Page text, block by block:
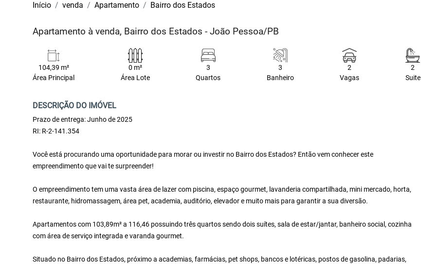
Início venda Apartamento Bairro dos Estados
Apartamento à venda, Bairro dos Estados - João Pessoa/PB
104,39 m²
Área Principal
0 m²
Área Lote
3
Quartos
3
Banheiro
2
Vagas
2
Suite
DESCRIÇÃO DO IMÓVEL
Prazo de entrega: Junho de 2025
RI: R-2-141.354
Você está procurando uma oportunidade para morar ou investir no Bairro dos Estados? Então vem conhecer este
empreendimento que vai te surpreender!
O empreendimento tem uma vasta área de lazer com piscina, espaço gourmet, lavanderia compartilhada, mini mercado, horta,
restaurante, hidromassagem, área pet, academia, auditório, elevador e muito mais para garantir a sua diversão.
Apartamentos com 103,89m² a 116,46 possuindo três quartos sendo dois suítes, sala de estar/jantar, banheiro social, cozinha
com área de serviço integrada e varanda gourmet.
Situado no Bairro dos Estados, próximo a academias, farmácias, pet shops, bancos e lotéricas, postos de gasolina, padarias,